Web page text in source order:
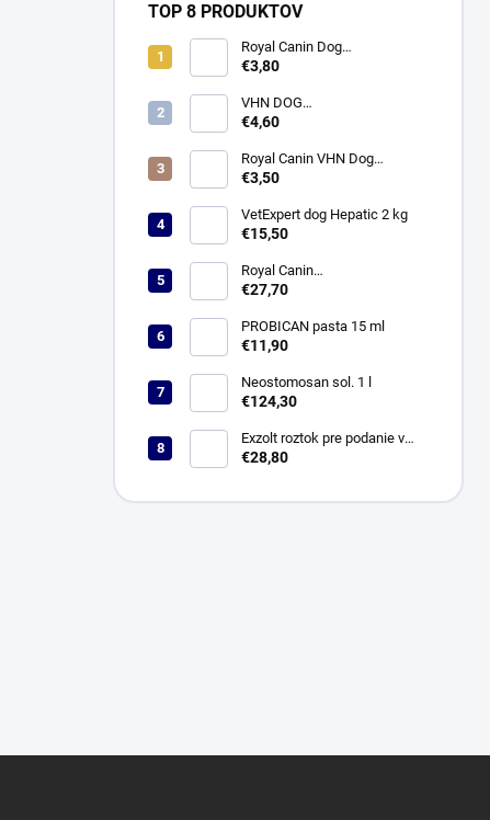
TOP 8 PRODUKTOV
Royal Canin Dog
Gastrointestinal Konz. 400g
€3,80
VHN DOG
GASTROINTESTINAL HIGH
€4,60
Royal Canin VHN Dog
Gastrointestinal Treats
€3,50
VetExpert dog Hepatic 2 kg
€15,50
Royal Canin
MOTHER&BABYCAT 2KG
€27,70
PROBICAN pasta 15 ml
€11,90
Neostomosan sol. 1 l
€124,30
Exzolt roztok pre podanie v
pitnej vode pre kurčatá, 4 ml
€28,80